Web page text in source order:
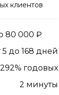
клиентов
80 000
5 до 168 дней
годовых
2 минуты